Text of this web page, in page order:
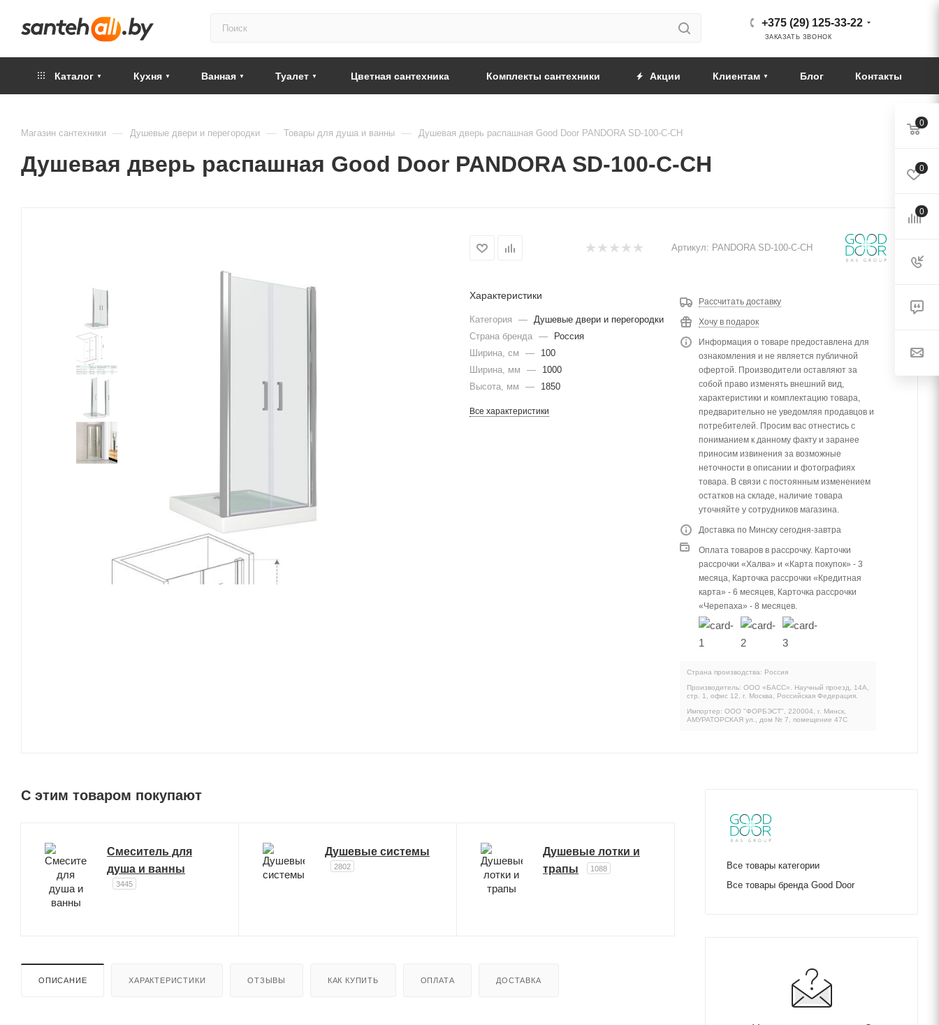
+375 (29) 125-33-22
ЗАКАЗАТЬ ЗВОНОК
Каталог Кухня Ванная Туалет Цветная сантехника Комплекты сантехники Акции Клиентам Блог Контакты
Магазин сантехники — Душевые двери и перегородки — Товары для душа и ванны — Душевая дверь распашная Good Door PANDORA SD-100-С-CH
Душевая дверь распашная Good Door PANDORA SD-100-С-CH
Артикул: PANDORA SD-100-С-CH
Характеристики
Категория — Душевые двери и перегородки
Страна бренда —
Россия
Ширина, см
—
100
Ширина, мм
—
1000
Высота, мм
— 1850
Все характеристики
Рассчитать доставку
Хочу в подарок
Информация о товаре предоставлена для
ознакомления и не является публичной
офертой. Производители оставляют за
собой право изменять внешний вид,
характеристики и комплектацию товара,
предварительно не уведомляя продавцов и
потребителей. Просим вас отнестись с
пониманием к данному факту и заранее
приносим извинения за возможные
неточности в описании и фотографиях
товара. В связи с постоянным изменением
остатков на складе, наличие товара
уточняйте у сотрудников магазина.
Доставка по Минску сегодня-завтра
Оплата товаров в рассрочку. Карточки
рассрочки «Халва» и «Карта покупок» - 3
месяца, Карточка рассрочки «Кредитная
карта» - 6 месяцев, Карточка рассрочки
«Черепаха» - 8 месяцев.
Страна производства: Россия
Производитель: ООО «БАСС». Научный проезд, 14А,
стр. 1, офис 12, г. Москва, Российская Федерация.
Импортер: ООО "ФОРБЭСТ", 220004, г. Минск,
АМУРАТОРСКАЯ ул., дом № 7, помещение 47С
C этим товаром покупают
Смеситель для
душа и ванны
3445
Душевые системы
2802
Душевые лотки и
трапы
1088
ОПИСАНИЕ ХАРАКТЕРИСТИКИ ОТЗЫВЫ КАК КУПИТЬ ОПЛАТА ДОСТАВКА
Все товары категории
Все товары бренда Good Door
0
0
0